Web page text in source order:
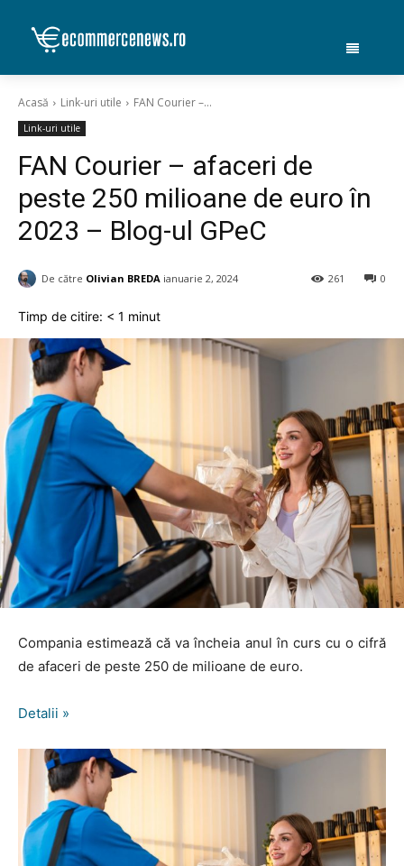
Acasă Link-uri utile FAN Courier –...
Link-uri utile
FAN Courier – afaceri de
peste 250 milioane de euro în
2023 – Blog-ul GPeC
De către Olivian BREDA ianuarie 2, 2024 0
261
Timp de citire: < 1 minut
Compania estimează că va încheia anul în curs cu o cifră
de afaceri de peste 250 de milioane de euro.
Detalii »